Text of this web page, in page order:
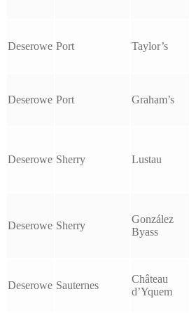
Deserowe Port Taylor’s
Deserowe Port Graham’s
Deserowe Sherry Lustau
Deserowe Sherry
González
Byass
Deserowe Sauternes
Château
d’Yquem